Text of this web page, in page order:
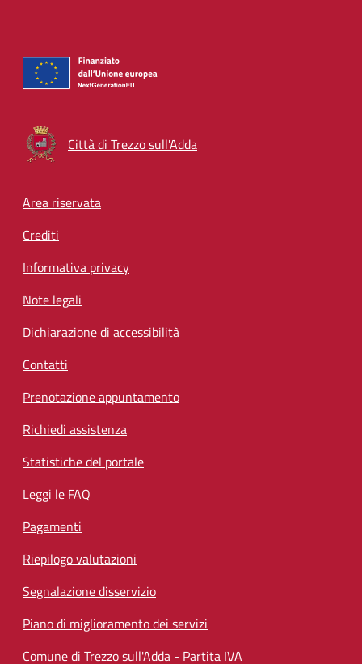
Città di Trezzo sull'Adda
Footer menu
Area riservata
Crediti
Informativa privacy
Note legali
Dichiarazione di accessibilità
Contatti
Prenotazione appuntamento
Richiedi assistenza
Statistiche del portale
Leggi le FAQ
Pagamenti
Riepilogo valutazioni
Segnalazione disservizio
Piano di miglioramento dei servizi
Comune di Trezzo sull'Adda - Partita IVA